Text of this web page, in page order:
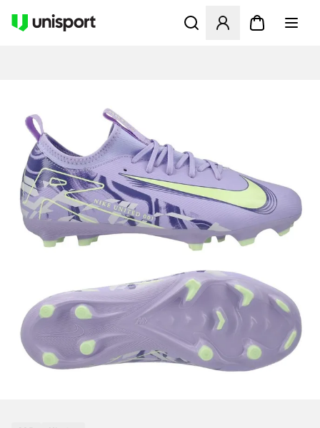
Öffnet ein Fenster zum